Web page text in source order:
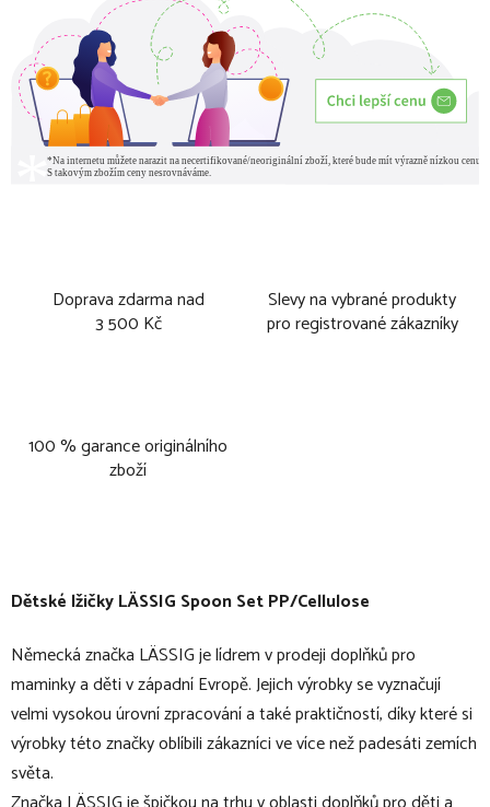
Doprava zdarma nad
3 500 Kč
Slevy na vybrané produkty
pro registrované zákazníky
100 % garance originálního
zboží
Dětské lžičky LÄSSIG Spoon Set PP/Cellulose
Německá značka LÄSSIG je lídrem v prodeji doplňků pro
maminky a děti v západní Evropě. Jejich výrobky se vyznačují
velmi vysokou úrovní zpracování a také praktičností, díky které si
výrobky této značky oblíbili zákazníci ve více než padesáti zemích
světa.